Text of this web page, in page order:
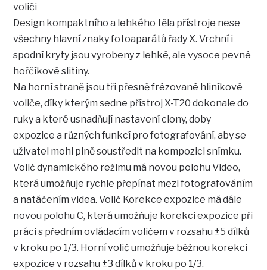
voliči
Design kompaktního a lehkého těla přístroje nese
všechny hlavní znaky fotoaparátů řady X. Vrchní i
spodní kryty jsou vyrobeny z lehké, ale vysoce pevné
hořčíkové slitiny.
Na horní straně jsou tři přesně frézované hliníkové
voliče, díky kterým sedne přístroj X-T20 dokonale do
ruky a které usnadňují nastavení clony, doby
expozice a různých funkcí pro fotografování, aby se
uživatel mohl plně soustředit na kompozici snímku.
Volič dynamického režimu má novou polohu Video,
která umožňuje rychle přepínat mezi fotografováním
a natáčením videa. Volič Korekce expozice má dále
novou polohu C, která umožňuje korekci expozice při
práci s předním ovládacím voličem v rozsahu ±5 dílků
v kroku po 1/3. Horní volič umožňuje běžnou korekci
expozice v rozsahu ±3 dílků v kroku po 1/3.